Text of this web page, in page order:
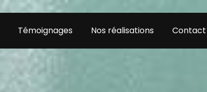
Témoignages Nos réalisations Contact